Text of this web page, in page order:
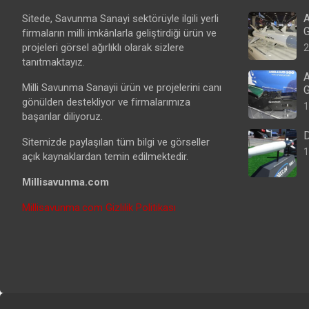
Sitede, Savunma Sanayi sektörüyle ilgili yerli
firmaların milli imkânlarla geliştirdiği ürün ve
projeleri görsel ağırlıklı olarak sizlere
tanıtmaktayız.
Milli Savunma Sanayii ürün ve projelerini canı
gönülden destekliyor ve firmalarımıza
başarılar diliyoruz.
Sitemizde paylaşılan tüm bilgi ve görseller
açık kaynaklardan temin edilmektedir.
Millisavunma.com
Millisavunma.com Gizlilik Politikası